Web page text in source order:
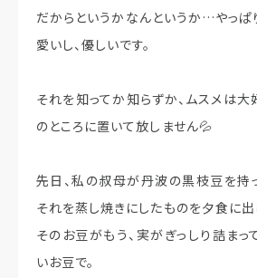
だからというかなんというか…やっぱ
愛いし、優しいです。
それを知ってか知らずか、ムスメは
のところに置いて放しません💦
先日、私の叔母が丹波の黒枝豆を持
それを蒸し焼きにしたものを夕食に出
そのお豆がもう、実がぎっしり詰ま
いお豆で。